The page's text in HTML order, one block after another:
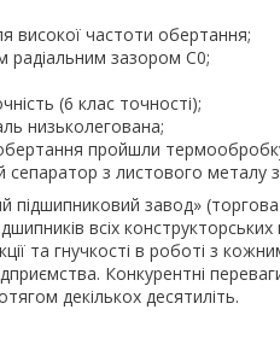
високої частоти обертання;
радіальним зазором С0;
(6 клас точності);
низьколегована;
пройшли термообробку
з листового металу з
підшипниковий завод»
всіх
та гнучкості в роботі з
Конкурентні
декількох десятиліть.